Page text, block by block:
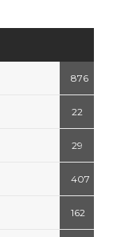
876
22
29
407
162